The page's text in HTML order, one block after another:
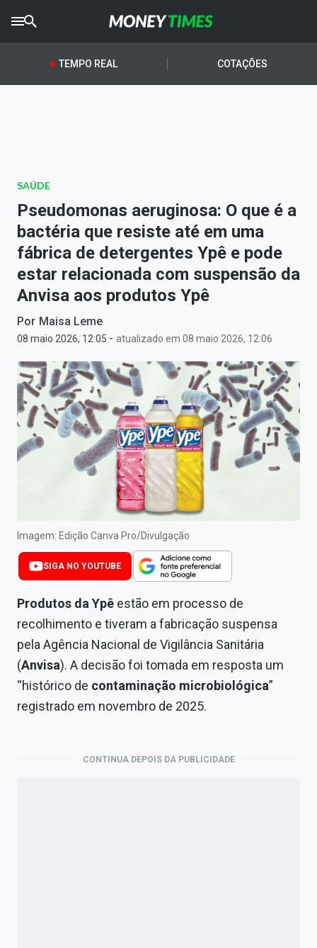
CRYPTOTIMES
AGROTIMES
Newsletters
Money Trader
Anuncie
Últimas Notícias
Newsletters
Cotações
Comprar ou vender?
Carteiras Recomendadas
Central de Dividendos
Central de Fundos Imobiliários
Renda Fixa
Finanças Pessoais
Mercados
Economia
Empresas
Brasil
TEMPO REAL COTAÇÕES
SAÚDE
Pseudomonas aeruginosa: O que é a
bactéria que resiste até em uma
fábrica de detergentes Ypê e pode
estar relacionada com suspensão da
Anvisa aos produtos Ypê
Por Maisa Leme
08 maio 2026, 12:05 - atualizado em 08 maio 2026, 12:06
Imagem: Edição Canva Pro/Divulgação
SIGA NO YOUTUBE
Produtos da Ypê estão em processo de
recolhimento e tiveram a fabricação suspensa
pela Agência Nacional de Vigilância Sanitária
(Anvisa). A decisão foi tomada em resposta um
“histórico de contaminação microbiológica”
registrado em novembro de 2025.
CONTINUA DEPOIS DA PUBLICIDADE